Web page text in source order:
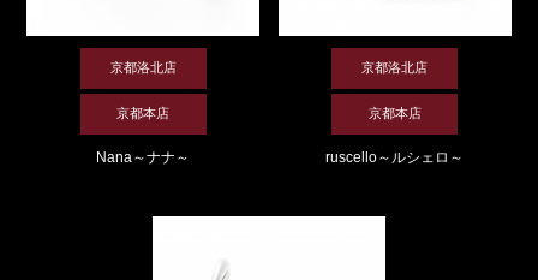
京都洛北店
京都本店
Nana～ナナ～
京都洛北店
京都本店
ruscello～ルシェロ～